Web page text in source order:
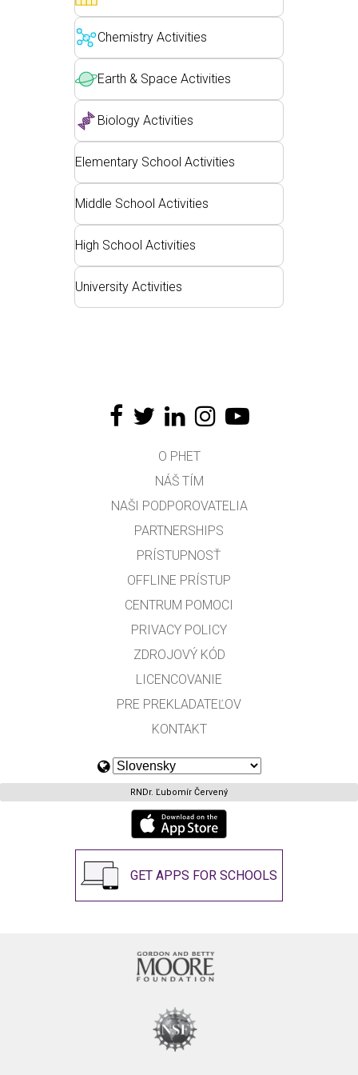
Teaching with PhET
DEIB v STEM vyučovaní
SceneryStack OSE
Impact Report
Chemistry Activities
Earth & Space Activities
Biology Activities
Elementary School Activities
Middle School Activities
High School Activities
University Activities
O PHET
NÁŠ TÍM
NAŠI PODPOROVATELIA
PARTNERSHIPS
PRÍSTUPNOSŤ
OFFLINE PRÍSTUP
CENTRUM POMOCI
PRIVACY POLICY
ZDROJOVÝ KÓD
LICENCOVANIE
PRE PREKLADATEĽOV
KONTAKT
RNDr. Ľubomír Červený
GET APPS FOR SCHOOLS